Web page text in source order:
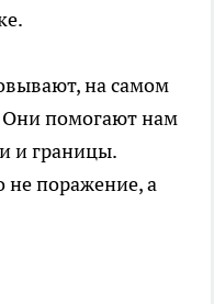
на самом
Они помогают нам
и границы.
не поражение, а